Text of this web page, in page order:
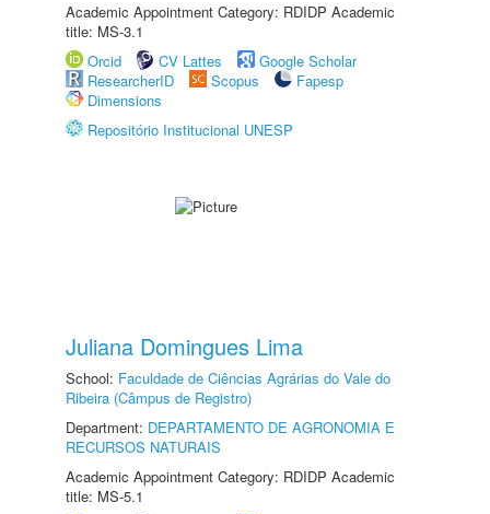
Academic Appointment Category: RDIDP Academic
title: MS-3.1
Orcid
CV Lattes
Google Scholar
ResearcherID
Scopus
Fapesp
Dimensions
Repositório Institucional UNESP
Juliana Domingues Lima
School: Faculdade de Ciências Agrárias do Vale do
Ribeira (Câmpus de Registro)
Department: DEPARTAMENTO DE AGRONOMIA E
RECURSOS NATURAIS
Academic Appointment Category: RDIDP Academic
title: MS-5.1